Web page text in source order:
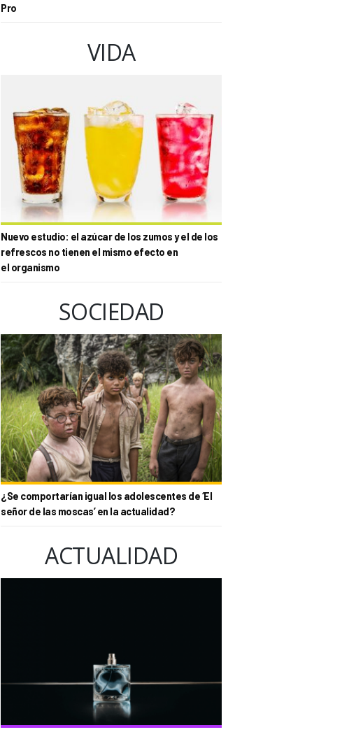
Pro
VIDA
Nuevo estudio: el azúcar de los zumos y el de los
refrescos no tienen el mismo efecto en
el organismo
SOCIEDAD
¿Se comportarían igual los adolescentes de ‘El
señor de las moscas’ en la actualidad?
ACTUALIDAD